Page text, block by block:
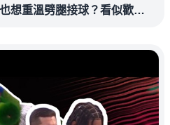
想重溫劈腿接球？看似歡樂